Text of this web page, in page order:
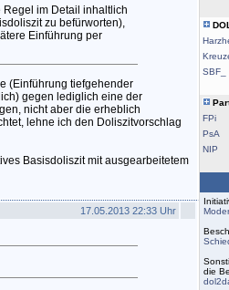
im Detail inhaltlich
zu befürworten),
Einführung per
(Einführung tiefgehender
gegen lediglich eine der
nicht aber die erheblich
lehne ich den Doliszitvorschlag
Basisdoliszit mit ausgearbeitetem
17.05.2013 22:33 Uhr
SBF_
FPi
PsA
NIP
die